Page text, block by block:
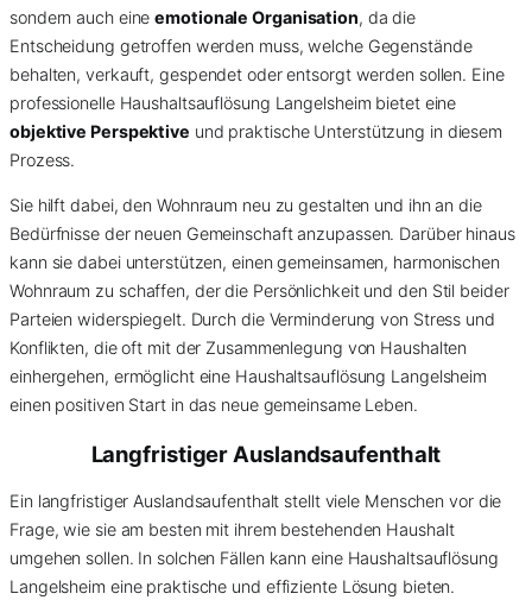
sondern auch eineemotionale Organisation, da die
Entscheidung getroffen werden muss, welche Gegenstände
behalten, verkauft, gespendet oder entsorgt werden sollen. Eine
professionelle Haushaltsauflösung Langelsheim bietet eine
objektive Perspektive und praktische Unterstützung in diesem
Prozess.
Sie hilft dabei, den Wohnraum neu zu gestalten und ihn an die
Bedürfnisse der neuen Gemeinschaft anzupassen. Darüber hinaus
kann sie dabei unterstützen, einen gemeinsamen, harmonischen
Wohnraum zu schaffen, der die Persönlichkeit und den Stil beider
Parteien widerspiegelt. Durch die Verminderung von Stress und
Konflikten, die oft mit der Zusammenlegung von Haushalten
einhergehen, ermöglicht eine Haushaltsauflösung Langelsheim
einen positiven Start in das neue gemeinsame Leben.
Langfristiger Auslandsaufenthalt
Ein langfristiger Auslandsaufenthalt stellt viele Menschen vor die
Frage, wie sie am besten mit ihrem bestehenden Haushalt
umgehen sollen. In solchen Fällen kann eine Haushaltsauflösung
Langelsheim eine praktische und effiziente Lösung bieten.